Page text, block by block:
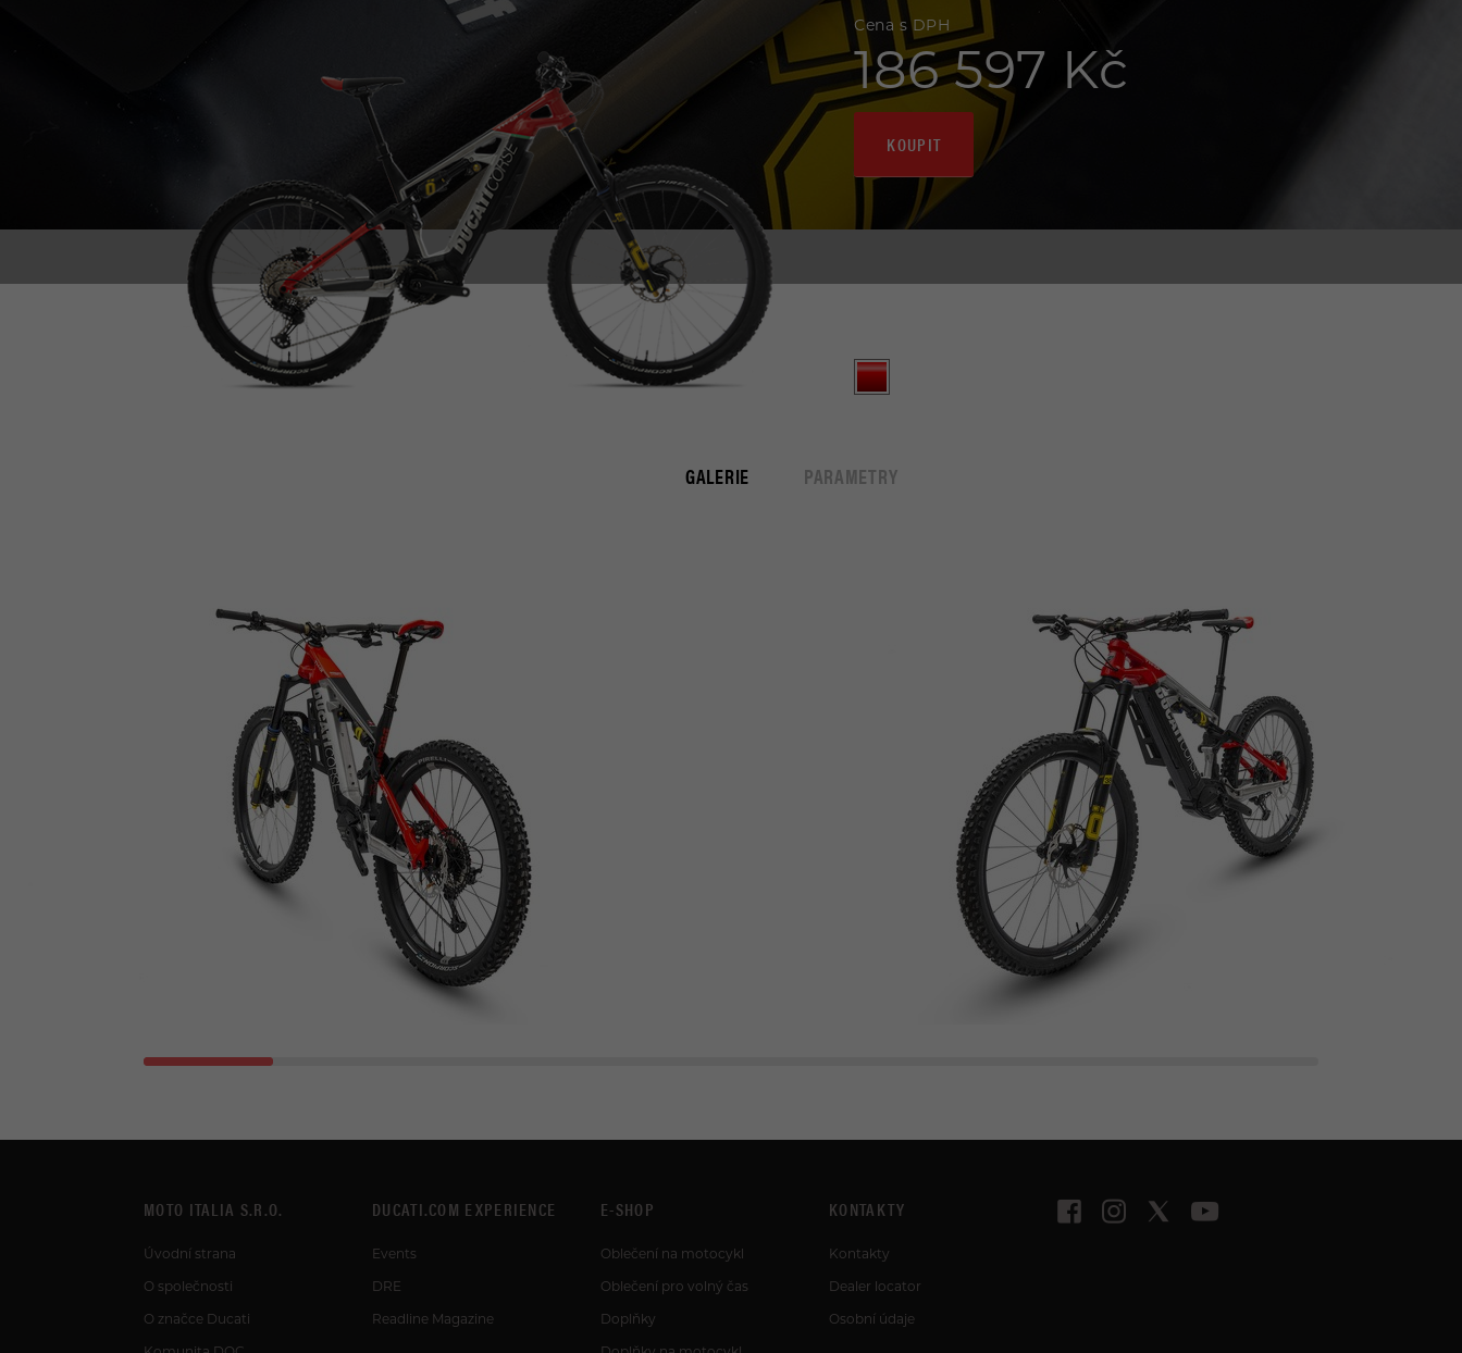
Cena s DPH
186 597 Kč
KOUPIT
GALERIE PARAMETRY
MOTO ITALIA S.R.O.
Úvodní strana
O společnosti
O značce Ducati
DUCATI.COM EXPERIENCE
Events
DRE
Readline Magazine
E-SHOP
Oblečení na motocykl
Oblečení pro volný čas
Doplňky
KONTAKTY
Kontakty
Dealer locator
Osobní údaje